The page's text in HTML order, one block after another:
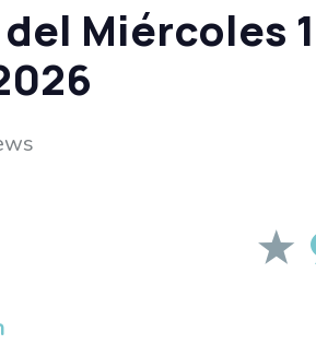
Miércoles